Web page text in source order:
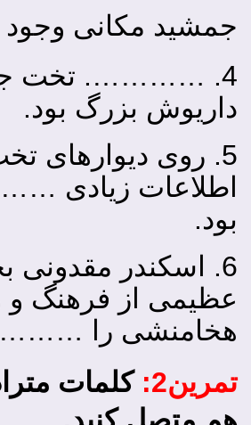
جمشید مکانی
4. …………. تخت جمشید،
داریوش بزرگ بود.
5. روی دیوارهای تخت جمشید
اطلاعات زیادی
بود.
6. اسکندر مقدونی بخش
عظیمی از فرهنگ و
هخامنشی را ………
تمرین2:
کلمات